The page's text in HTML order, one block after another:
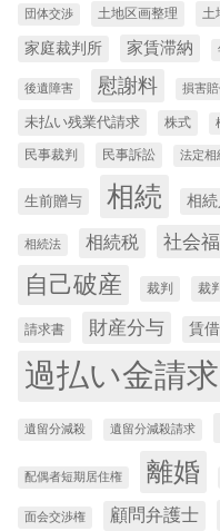
団体交渉 土地区画整理 土
家庭裁判所
家賃滞納
後遺障害 慰謝料 損害
未払い残業代請求 株式
民事裁判 民事訴訟 法定相
生前贈与 相続 相続
相続法 相続税 社会
自己破産 裁判 裁
請求書 財産分与 賃
過払い金請求
遺留分減殺 遺留分減殺請求
配偶者短期居住権 離婚
面会交渉権 顧問弁護士